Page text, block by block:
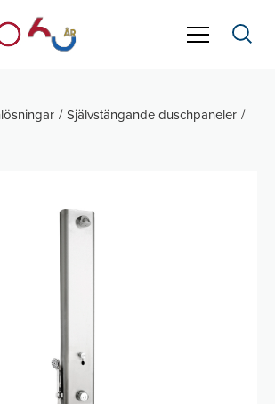
Självstängande duschpaneler